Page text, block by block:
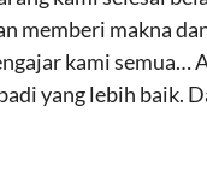
memberi makna
kami semua…
yang lebih baik.